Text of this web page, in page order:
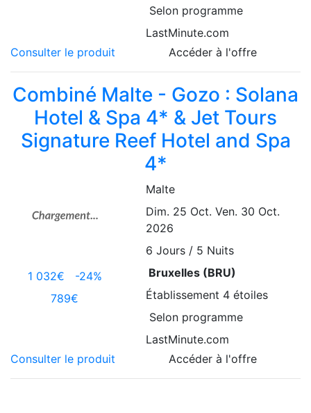
Selon programme
LastMinute.com
Consulter le produit
Accéder à l'offre
Combiné Malte - Gozo : Solana
Hotel & Spa 4* & Jet Tours
Signature Reef Hotel and Spa
4*
1 032€ -24%
789€
Malte
Dim. 25 Oct. Ven. 30 Oct.
2026
6 Jours / 5 Nuits
Bruxelles (BRU)
Établissement 4 étoiles
Selon programme
LastMinute.com
Consulter le produit
Accéder à l'offre